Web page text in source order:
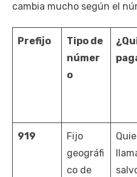
cambia mucho según el
Prefijo
Tipo de
númer
o
919
Fijo
geográfi
co de